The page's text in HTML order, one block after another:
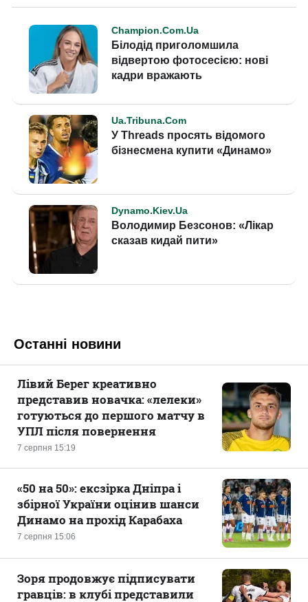
Останні новини
7 серпня 15:19
Лівий Берег креативно
представив новачка: «лелеки»
готуються до першого матчу в
УПЛ після повернення
7 серпня 15:06
«50 на 50»: ексзірка Дніпра і
збірної України оцінив шанси
Динамо на прохід Карабаха
Зоря продовжує підписувати
гравців: в клубі представили